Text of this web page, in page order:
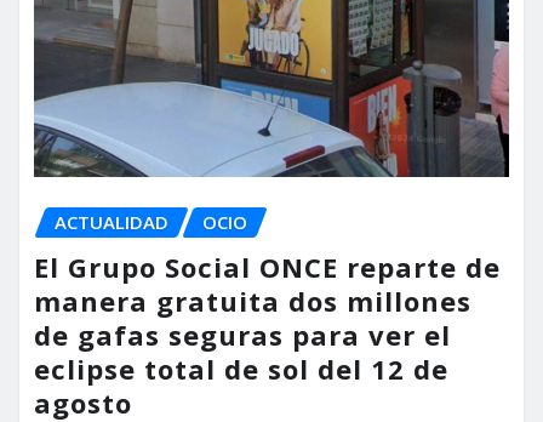
ACTUALIDAD OCIO
El Grupo Social ONCE reparte de
manera gratuita dos millones
de gafas seguras para ver el
eclipse total de sol del 12 de
agosto